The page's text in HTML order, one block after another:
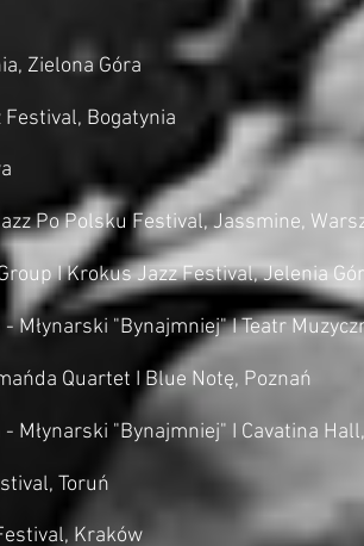
Zielona Góra
Bogatynia
Po Polsku Festival, Jassmine,
I Krokus Jazz Festival, Jelenia
"Bynajmniej" I Teatr
Quartet I Blue Notę, Poznań
"Bynajmniej" I Cavatina
Toruń
Kraków